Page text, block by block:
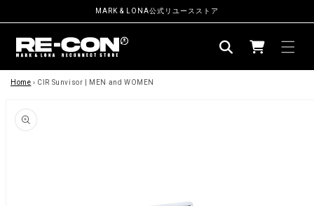
ツ
に
進
む
MARK & LONA公式リユースストア
ー
Home › CIR Sunvisor | MEN and WOMEN
商
品
情
に
ス